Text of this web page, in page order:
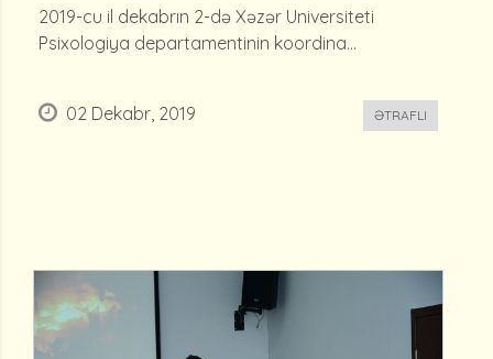
2019-cu il dekabrın 2-də Xəzər Universiteti
Psixologiya departamentinin koordina...
02 Dekabr, 2019 ƏTRAFLI